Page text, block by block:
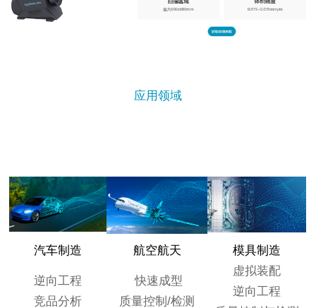
应用领域
汽车制造 航空航天 模具制造
逆向工程
竞品分析
快速成型
质量控制/检测
虚拟装配
逆向工程